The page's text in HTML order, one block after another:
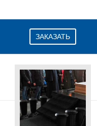
ЗАКАЗАТЬ
Даю согласие на обработку персональных